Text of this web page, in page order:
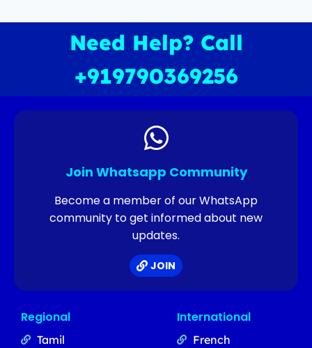
Need Help? Call
+919790369256
Join Whatsapp Community
Become a member of our WhatsApp
community to get informed about new
updates.
JOIN
Regional
Tamil
International
French